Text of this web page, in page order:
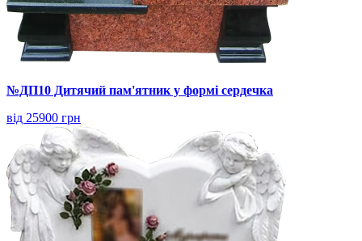
№ДП10 Дитячий пам'ятник у формі сердечка
від 25900 грн